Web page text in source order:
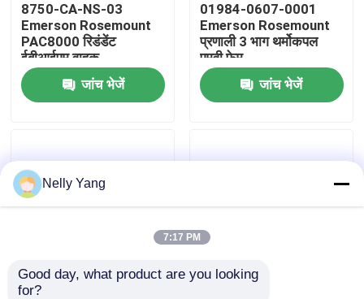
गुणवत्ता नियंत्रण
हमसे संपर्क करें
उद्धरण मांगें
धीरे से नेवादा पार्ट्स
8750-CA-NS-03
Emerson Rosemount
PAC8000 रिडंडेंट
ईबीआईएम वाहक
जांच भेजें
01984-0607-0001
Emerson Rosemount
प्रणाली 3 भाग थर्मोकपल
एमवी फेम
जांच भेजें
10P59150002 एमर्सन
Nelly Yang
7:17 PM
Good day, what product are you looking
for?